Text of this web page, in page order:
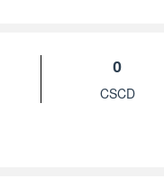
0
CSCD